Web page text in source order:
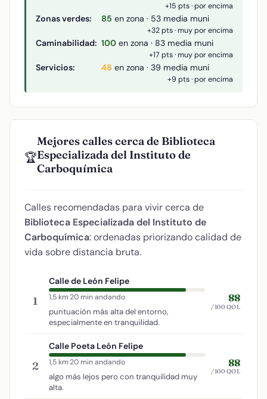
+15 pts · por encima
Zonas verdes: 85 en zona · 53 media muni
+32 pts · muy por encima
Caminabilidad: 100 en zona · 83 media muni
+17 pts · muy por encima
Servicios: 48 en zona · 39 media muni
+9 pts · por encima
🏆
Mejores calles cerca de Biblioteca
Especializada del Instituto de
Carboquímica
Calles recomendadas para vivir cerca de
Biblioteca Especializada del Instituto de
Carboquímica: ordenadas priorizando calidad de
vida sobre distancia bruta.
1
Calle de León Felipe
1,5 km·20 min andando
puntuación más alta del entorno,
especialmente en tranquilidad.
88
/100 QOL
2
Calle Poeta León Felipe
1,5 km·20 min andando
algo más lejos pero con tranquilidad muy
alta.
88
/100 QOL